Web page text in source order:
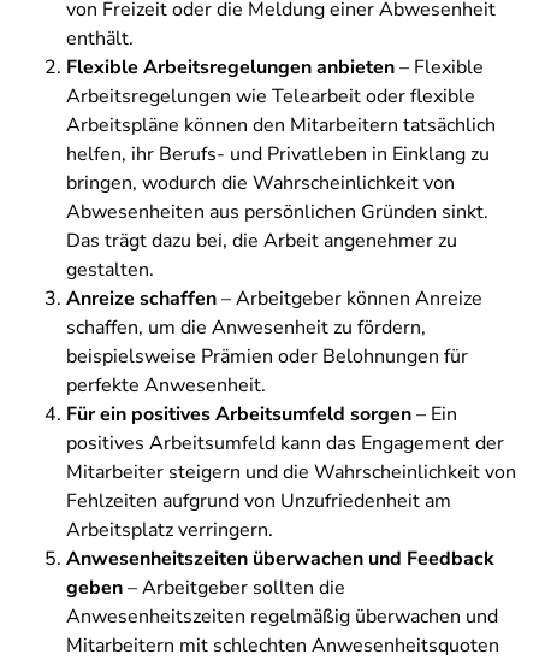
von Freizeit oder die Meldung einer Abwesenheit
enthält.
Flexible Arbeitsregelungen anbieten– Flexible
Arbeitsregelungen wie Telearbeit oder flexible
Arbeitspläne können den Mitarbeitern tatsächlich
helfen, ihr Berufs- und Privatleben in Einklang zu
bringen, wodurch die Wahrscheinlichkeit von
Abwesenheiten aus persönlichen Gründen sinkt.
Das trägt dazu bei, die Arbeit angenehmer zu
gestalten.
Anreize schaffen– Arbeitgeber können Anreize
schaffen, um die Anwesenheit zu fördern,
beispielsweise Prämien oder Belohnungen für
perfekte Anwesenheit.
Für ein positives Arbeitsumfeld sorgen– Ein
positives Arbeitsumfeld kann das Engagement der
Mitarbeiter steigern und die Wahrscheinlichkeit von
Fehlzeiten aufgrund von Unzufriedenheit am
Arbeitsplatz verringern.
Anwesenheitszeiten überwachen und Feedback
geben– Arbeitgeber sollten die
Anwesenheitszeiten regelmäßig überwachen und
Mitarbeitern mit schlechten Anwesenheitsquoten